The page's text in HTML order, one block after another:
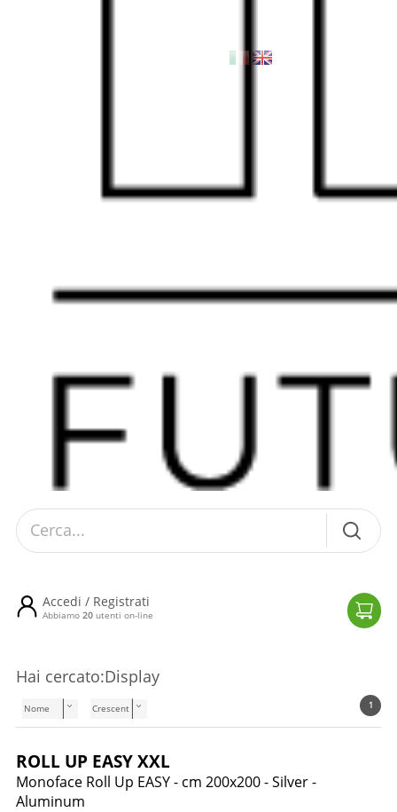
Cerca...
Accedi / Registrati
Abbiamo 20 utenti on-line Il tuo
Hai cercato:Display
1
ROLL UP EASY XXL
Monoface Roll Up EASY - cm 200x200 - Silver -
Aluminum